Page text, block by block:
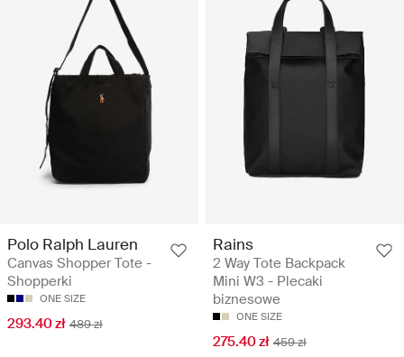
Polo Ralph Lauren
Canvas Shopper Tote -
Shopperki
ONE SIZE
293.40 zł 489 zł
Rains
2 Way Tote Backpack
Mini W3 - Plecaki
biznesowe
ONE SIZE
275.40 zł 459 zł